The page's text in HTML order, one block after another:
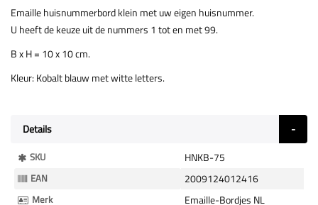
Emaille huisnummerbord klein met uw eigen huisnummer.
U heeft de keuze uit de nummers 1 tot en met 99.
B x H = 10 x 10 cm.
Kleur: Kobalt blauw met witte letters.
Details
Meer
Informatie
SKU HNKB-75
EAN 2009124012416
Merk Emaille-Bordjes NL